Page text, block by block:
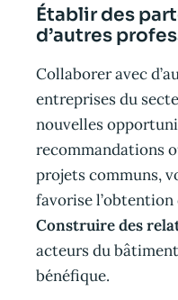
Établir des
d’autres
Collaborer avec
entreprises du
nouvelles
recommandations
projets communs,
favorise
Construire des
acteurs du
bénéfique.